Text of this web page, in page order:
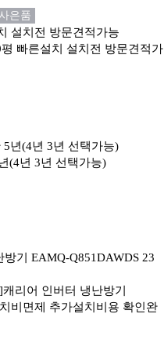
사은품
빠른설치 설치전 방문견적가
(4년 3년 선택가능)
리어 인버터 냉난방기
비면제 추가설치비용 확인완